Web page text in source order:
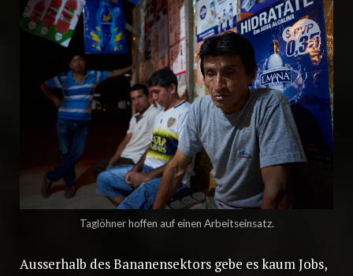
Taglöhner hoffen auf einen Arbeitseinsatz.
Ausserhalb des Bananensektors gebe es kaum Jobs,